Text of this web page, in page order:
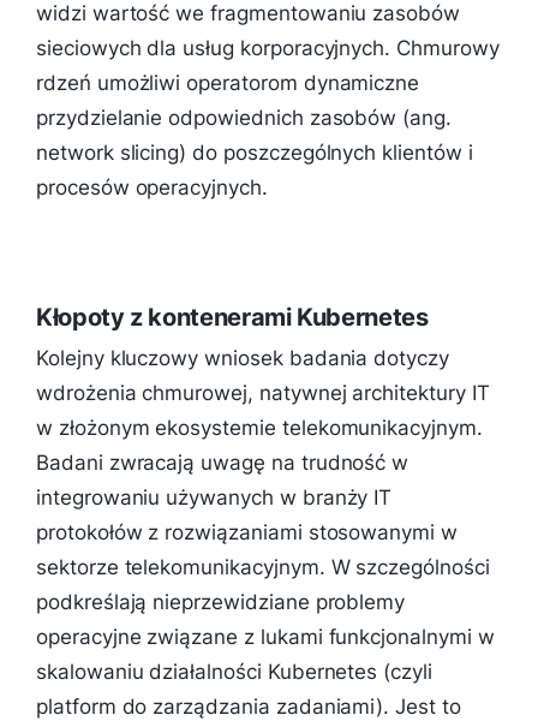
widzi wartość we fragmentowaniu zasobów
sieciowych dla usług korporacyjnych. Chmurowy
rdzeń umożliwi operatorom dynamiczne
przydzielanie odpowiednich zasobów (ang.
network slicing) do poszczególnych klientów i
procesów operacyjnych.
Kłopoty z kontenerami Kubernetes
Kolejny kluczowy wniosek badania dotyczy
wdrożenia chmurowej, natywnej architektury IT
w złożonym ekosystemie telekomunikacyjnym.
Badani zwracają uwagę na trudność w
integrowaniu używanych w branży IT
protokołów z rozwiązaniami stosowanymi w
sektorze telekomunikacyjnym. W szczególności
podkreślają nieprzewidziane problemy
operacyjne związane z lukami funkcjonalnymi w
skalowaniu działalności Kubernetes (czyli
platform do zarządzania zadaniami). Jest to